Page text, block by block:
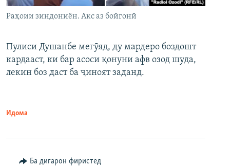
Раҳоии зиндониён. Акс аз бойгонӣ
Пулиси Душанбе мегӯяд, ду мардеро боздошт
кардааст, ки бар асоси қонуни афв озод шуда,
лекин боз даст ба ҷиноят заданд.
Идома
Ба дигарон фиристед